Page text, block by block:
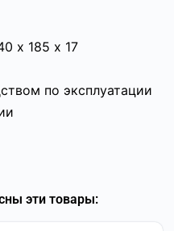
х 185 х 17
по эксплуатации
эти товары: